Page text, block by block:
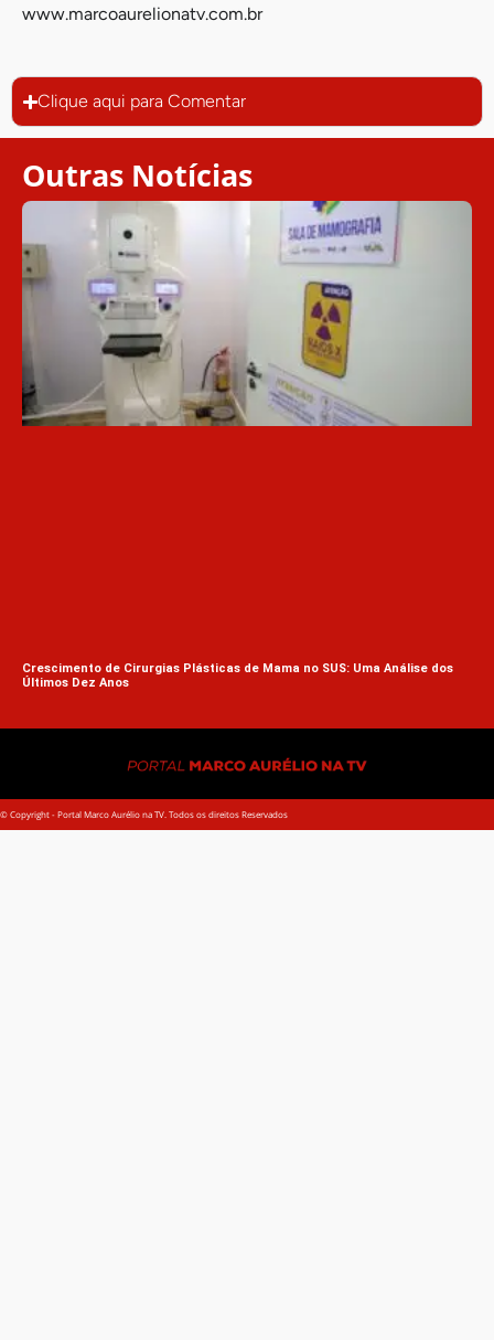
www.marcoaurelionatv.com.br
Clique aqui para Comentar
Outras Notícias
Crescimento de Cirurgias Plásticas de Mama no SUS: Uma Análise dos
Últimos Dez Anos
© Copyright - Portal Marco Aurélio na TV. Todos os direitos Reservados